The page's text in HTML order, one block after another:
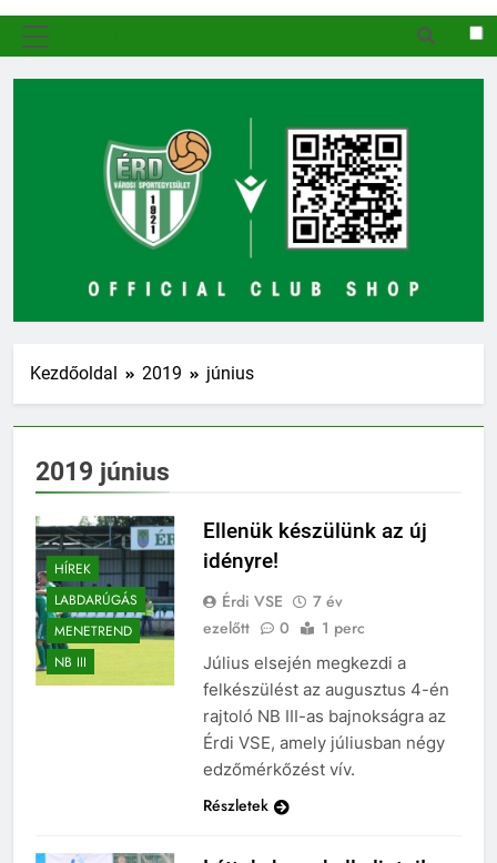
Kezdőoldal 2019 június
2019 június
HÍREK
LABDARÚGÁS
MENETREND
NB III
Ellenük készülünk az új
idényre!
Érdi VSE
7 év
ezelőtt
0 1 perc
Július elsején megkezdi a
felkészülést az augusztus 4-én
rajtoló NB III-as bajnokságra az
Érdi VSE, amely júliusban négy
edzőmérkőzést vív.
Részletek